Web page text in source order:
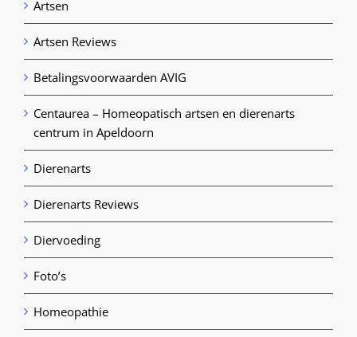
Artsen
Artsen Reviews
Betalingsvoorwaarden AVIG
Centaurea – Homeopatisch artsen en dierenarts
centrum in Apeldoorn
Dierenarts
Dierenarts Reviews
Diervoeding
Foto’s
Homeopathie